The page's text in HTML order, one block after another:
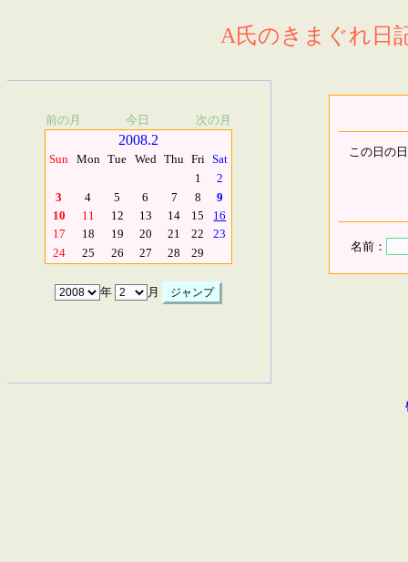
A氏のきまぐれ日
前の月 今日 次の月
2008.2
Sun Mon Tue Wed Thu Fri Sat
1
2
3
4 5 6 7 8
9
10
11 12 13 14 15
16
17
18 19 20 21 22
23
24
25 26 27 28 29
年 月
この日の
名前：